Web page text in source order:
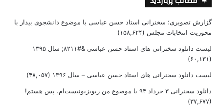
گزارش تصویری؛ سخنرانی استاد حسن عباسی با موضوع دانشجوی بیدار با
محوریت انتخابات مجلس (۱۵۸,۶۲۴)
لیست دانلود سخنرانی های استاد حسن عباسی &#۸۲۱۱; سال ۱۳۹۵
(۶۰,۱۳۱)
لیست دانلود سخنرانی های استاد حسن عباسی – سال ۱۳۹۶ (۴۸,۰۵۷)
دانلود سخنرانی ۳ خرداد ۹۴ با موضوع من ریویزیونیست‌ام، پس هستم!
(۳۷,۶۷۷)